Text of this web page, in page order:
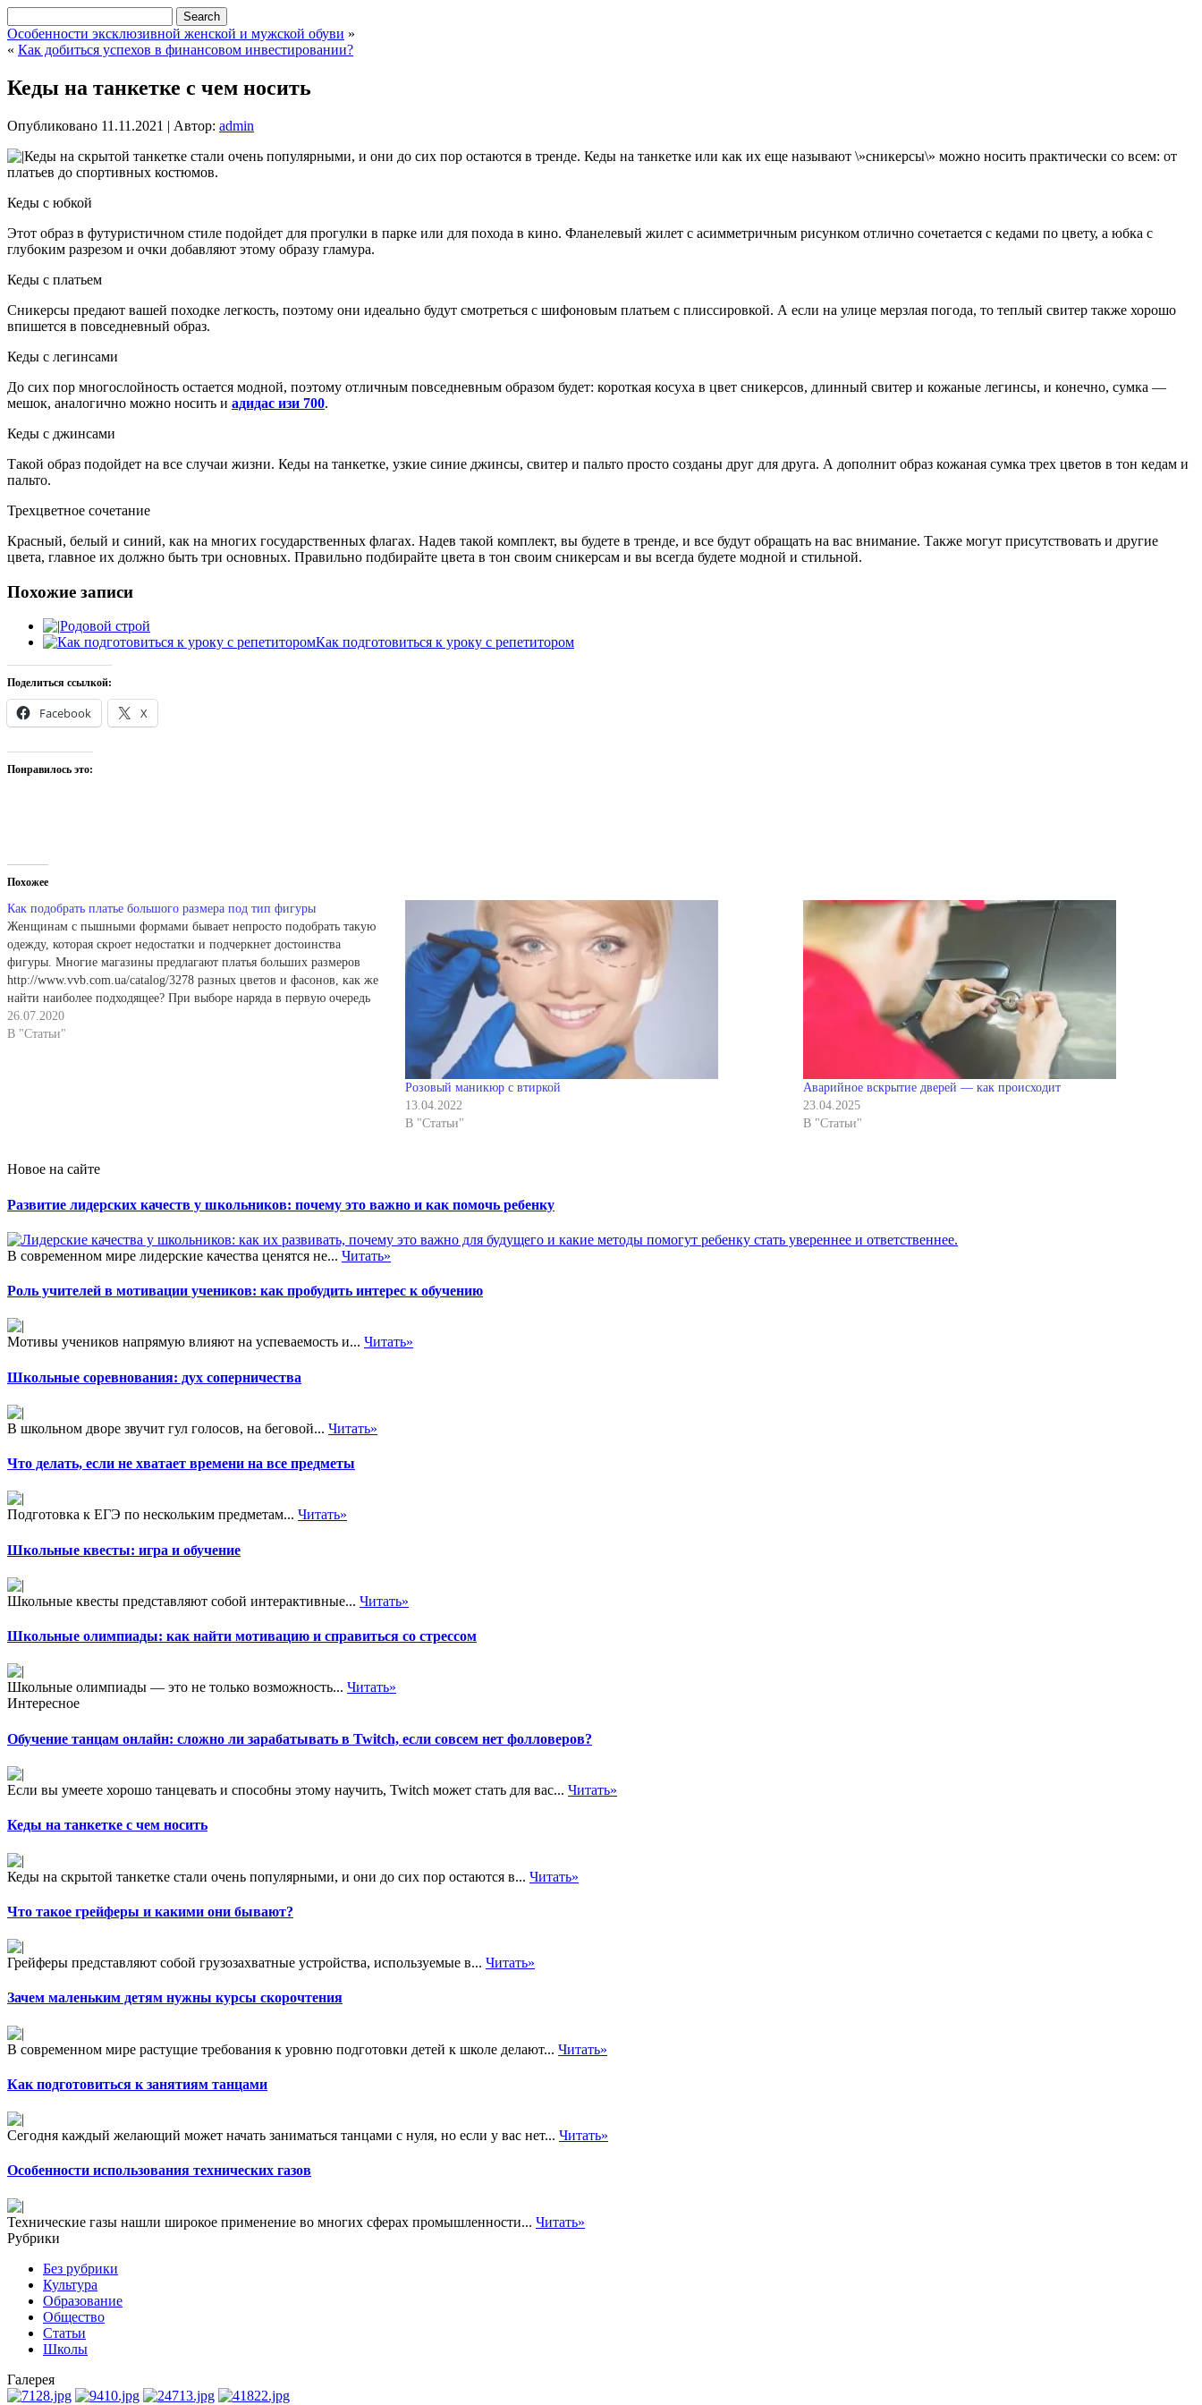
Особенности эксклюзивной женской и мужской обуви »
« Как добиться успехов в финансовом инвестировании?
Кеды на танкетке с чем носить
Опубликовано 11.11.2021 | Автор: admin
Кеды на скрытой танкетке стали очень популярными, и они до сих пор остаются в тренде. Кеды на танкетке или как их еще называют \»сникерсы\» можно носить практически со всем: от
платьев до спортивных костюмов.
Кеды с юбкой
Этот образ в футуристичном стиле подойдет для прогулки в парке или для похода в кино. Фланелевый жилет с асимметричным рисунком отлично сочетается с кедами по цвету, а юбка с
глубоким разрезом и очки добавляют этому образу гламура.
Кеды с платьем
Сникерсы предают вашей походке легкость, поэтому они идеально будут смотреться с шифоновым платьем с плиссировкой. А если на улице мерзлая погода, то теплый свитер также хорошо
впишется в повседневный образ.
Кеды с легинсами
До сих пор многослойность остается модной, поэтому отличным повседневным образом будет: короткая косуха в цвет сникерсов, длинный свитер и кожаные легинсы, и конечно, сумка —
мешок, аналогично можно носить и адидас изи 700.
Кеды с джинсами
Такой образ подойдет на все случаи жизни. Кеды на танкетке, узкие синие джинсы, свитер и пальто просто созданы друг для друга. А дополнит образ кожаная сумка трех цветов в тон кедам и
пальто.
Трехцветное сочетание
Красный, белый и синий, как на многих государственных флагах. Надев такой комплект, вы будете в тренде, и все будут обращать на вас внимание. Также могут присутствовать и другие
цвета, главное их должно быть три основных. Правильно подбирайте цвета в тон своим сникерсам и вы всегда будете модной и стильной.
Похожие записи
Родовой строй
Как подготовиться к уроку с репетитором
Поделиться ссылкой:
Facebook X
Понравилось это:
Похожее
Как подобрать платье большого размера под тип фигуры
Женщинам с пышными формами бывает непросто подобрать такую
одежду, которая скроет недостатки и подчеркнет достоинства
фигуры. Многие магазины предлагают платья больших размеров
http://www.vvb.com.ua/catalog/3278 разных цветов и фасонов, как же
найти наиболее подходящее? При выборе наряда в первую очередь
определите свой тип фигуры: яблоко, груша, песочные часы,
треугольник или прямоугольник. Полезные…
26.07.2020
В "Статьи"
Розовый маникюр с втиркой
13.04.2022
В "Статьи"
Аварийное вскрытие дверей — как происходит
23.04.2025
В "Статьи"
Новое на сайте
Развитие лидерских качеств у школьников: почему это важно и как помочь ребенку
В современном мире лидерские качества ценятся не... Читать»
Роль учителей в мотивации учеников: как пробудить интерес к обучению
Мотивы учеников напрямую влияют на успеваемость и... Читать»
Школьные соревнования: дух соперничества
В школьном дворе звучит гул голосов, на беговой... Читать»
Что делать, если не хватает времени на все предметы
Подготовка к ЕГЭ по нескольким предметам... Читать»
Школьные квесты: игра и обучение
Школьные квесты представляют собой интерактивные... Читать»
Школьные олимпиады: как найти мотивацию и справиться со стрессом
Школьные олимпиады — это не только возможность... Читать»
Интересное
Обучение танцам онлайн: сложно ли зарабатывать в Twitch, если совсем нет фолловеров?
Если вы умеете хорошо танцевать и способны этому научить, Twitch может стать для вас... Читать»
Кеды на танкетке с чем носить
Кеды на скрытой танкетке стали очень популярными, и они до сих пор остаются в... Читать»
Что такое грейферы и какими они бывают?
Грейферы представляют собой грузозахватные устройства, используемые в... Читать»
Зачем маленьким детям нужны курсы скорочтения
В современном мире растущие требования к уровню подготовки детей к школе делают... Читать»
Как подготовиться к занятиям танцами
Сегодня каждый желающий может начать заниматься танцами с нуля, но если у вас нет... Читать»
Особенности использования технических газов
Технические газы нашли широкое применение во многих сферах промышленности... Читать»
Рубрики
Без рубрики
Культура
Образование
Общество
Статьи
Школы
Галерея